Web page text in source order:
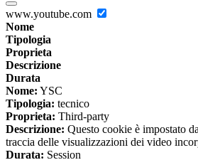
www.youtube.com
Nome
Tipologia
Proprieta
Descrizione
Durata
Nome: YSC
Tipologia: tecnico
Proprieta: Third-party
Descrizione: Questo cookie è impostato
traccia delle visualizzazioni dei video
Durata: Session